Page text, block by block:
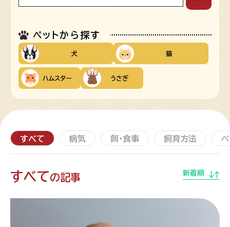
ペットから探す
犬 猫
ハムスター うさぎ
すべて 病気 餌・食事 飼育方法
すべての記事 新着順